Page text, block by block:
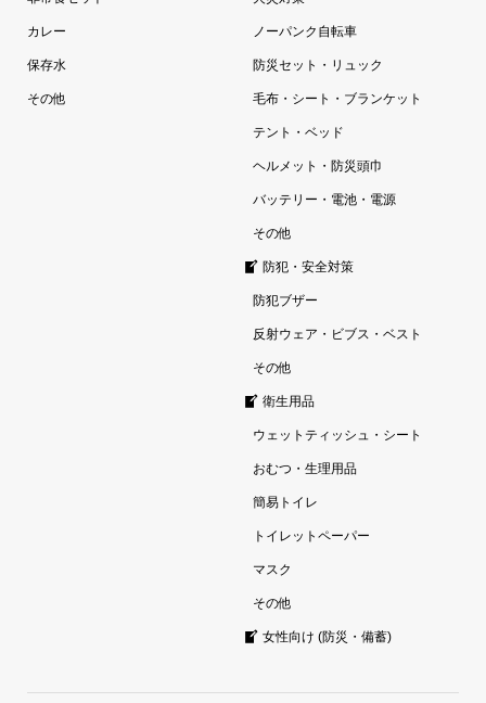
カレー
保存水
その他
ノーパンク自転車
防災セット・リュック
毛布・シート・ブランケット
テント・ベッド
ヘルメット・防災頭巾
バッテリー・電池・電源
その他
防犯・安全対策
防犯ブザー
反射ウェア・ビブス・ベスト
その他
衛生用品
ウェットティッシュ・シート
おむつ・生理用品
簡易トイレ
トイレットペーパー
マスク
その他
女性向け (防災・備蓄)